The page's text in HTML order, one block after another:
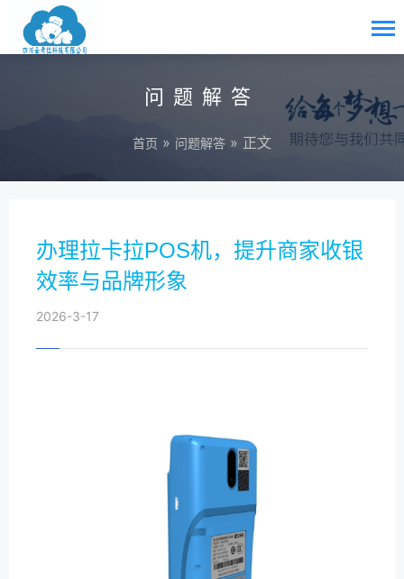
问题解答
首页 » 问题解答 » 正文
办理拉卡拉POS机，提升商家收银
效率与品牌形象
2026-3-17